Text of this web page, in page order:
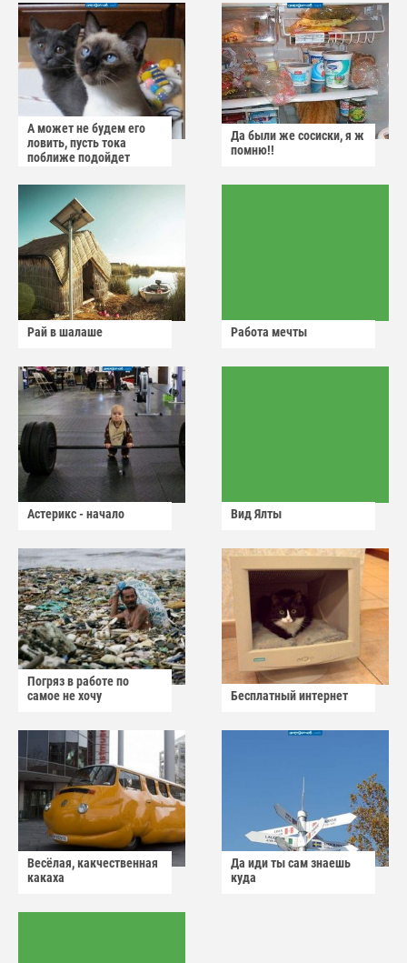
А может не будем его
ловить, пусть тока
поближе подойдет
Да были же сосиски, я ж
помню!!
Рай в шалаше Работа мечты
Астерикс - начало Вид Ялты
Погряз в работе по
самое не хочу
Бесплатный интернет
Весёлая, какчественная
какаха
Да иди ты сам знаешь
куда